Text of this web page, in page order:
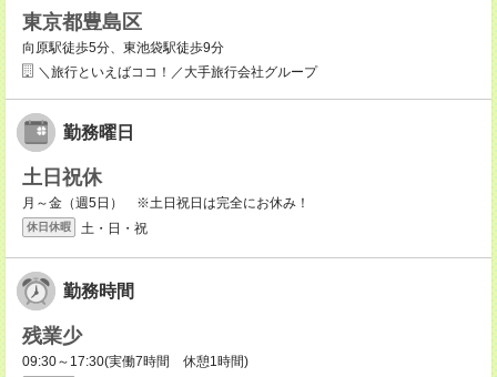
東京都豊島区
向原駅徒歩5分、東池袋駅徒歩9分
＼旅行といえばココ！／大手旅行会社グループ
勤務曜日
土日祝休
月～金（週5日） ※土日祝日は完全にお休み！
休日休暇 土・日・祝
勤務時間
残業少
09:30～17:30(実働7時間 休憩1時間)